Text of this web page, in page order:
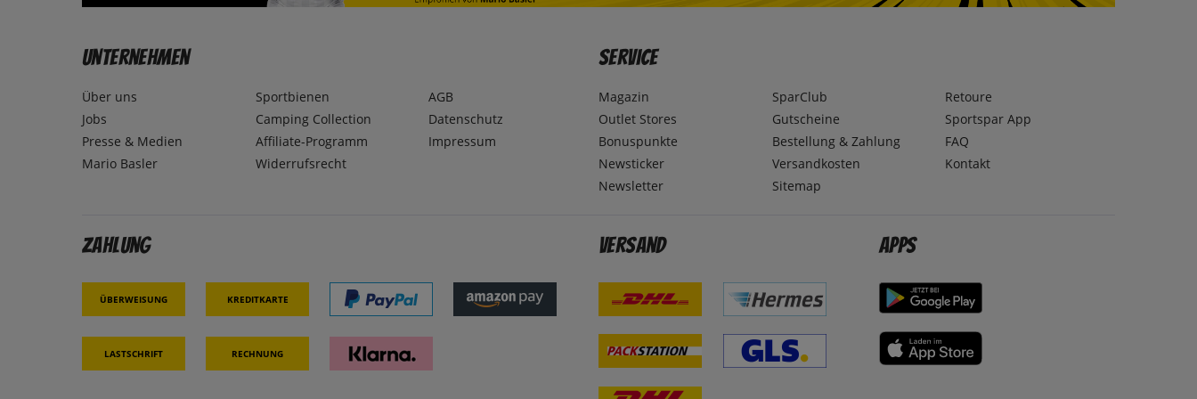
Unternehmen
Über uns
Jobs
Presse & Medien
Mario Basler
Sportbienen
Camping Collection
Affiliate-Programm
Widerrufsrecht
AGB
Datenschutz
Impressum
Service
Magazin
Outlet Stores
Bonuspunkte
Newsticker
Newsletter
SparClub
Gutscheine
Bestellung & Zahlung
Versandkosten
Sitemap
Retoure
Sportspar App
FAQ
Kontakt
Zahlung
Überweisung Kreditkarte
Lastschrift Rechnung
Versand Apps